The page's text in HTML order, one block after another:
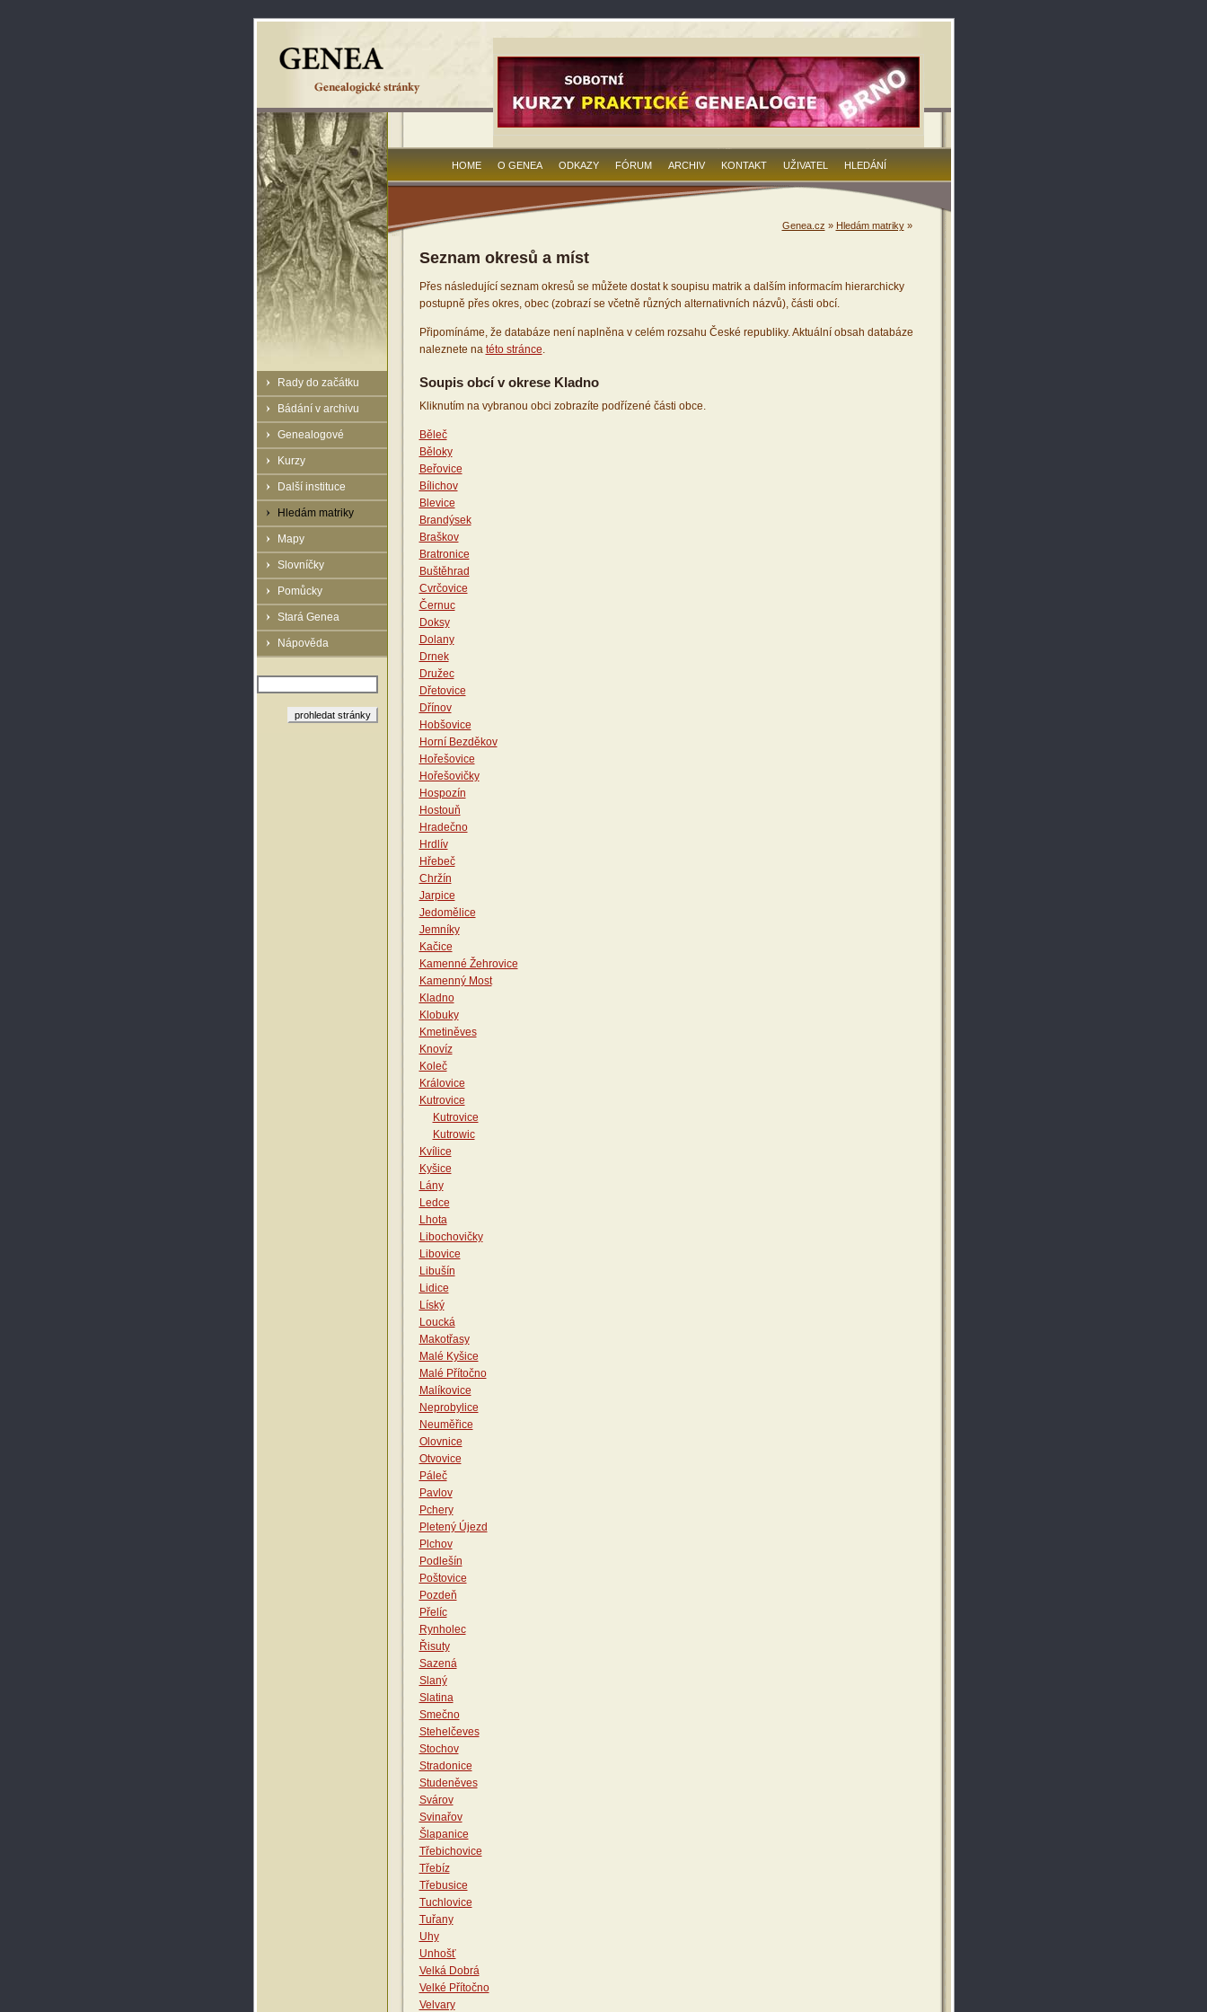
Rady do začátku
Bádání v archivu
Genealogové
Kurzy
Další instituce
Hledám matriky
Mapy
Slovníčky
Pomůcky
Stará Genea
Nápověda
HOME O GENEA ODKAZY FÓRUM ARCHIV KONTAKT UŽIVATEL HLEDÁNÍ
Genea.cz » Hledám matriky»
Seznam okresů a míst
Přes následující seznam okresů se můžete dostat k soupisu matrik a dalším informacím hierarchicky
postupně přes okres, obec (zobrazí se včetně různých alternativních názvů), části obcí.
Připomínáme, že databáze není naplněna v celém rozsahu České republiky. Aktuální obsah databáze
naleznete na této stránce.
Soupis obcí v okrese Kladno
Kliknutím na vybranou obci zobrazíte podřízené části obce.
Běleč
Běloky
Beřovice
Bílichov
Blevice
Brandýsek
Braškov
Bratronice
Buštěhrad
Cvrčovice
Černuc
Doksy
Dolany
Drnek
Družec
Dřetovice
Dřínov
Hobšovice
Horní Bezděkov
Hořešovice
Hořešovičky
Hospozín
Hostouň
Hradečno
Hrdlív
Hřebeč
Chržín
Jarpice
Jedomělice
Jemníky
Kačice
Kamenné Žehrovice
Kamenný Most
Kladno
Klobuky
Kmetiněves
Knovíz
Koleč
Královice
Kutrovice
Kutrovice
Kutrowic
Kvílice
Kyšice
Lány
Ledce
Lhota
Libochovičky
Libovice
Libušín
Lidice
Líský
Loucká
Makotřasy
Malé Kyšice
Malé Přítočno
Malíkovice
Neprobylice
Neuměřice
Olovnice
Otvovice
Páleč
Pavlov
Pchery
Pletený Újezd
Plchov
Podlešín
Poštovice
Pozdeň
Přelíc
Rynholec
Řisuty
Sazená
Slaný
Slatina
Smečno
Stehelčeves
Stochov
Stradonice
Studeněves
Svárov
Svinařov
Šlapanice
Třebichovice
Třebíz
Třebusice
Tuchlovice
Tuřany
Uhy
Unhošť
Velká Dobrá
Velké Přítočno
Velvary